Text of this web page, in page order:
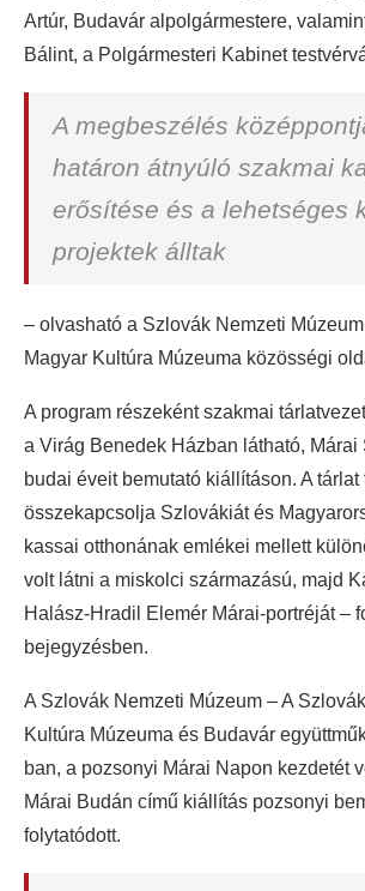
Artúr, Budavár alpolgármestere,
Bálint, a Polgármesteri Kabinet
A megbeszélés
határon átnyúló szakmai
erősítése és a lehetséges
projektek álltak
– olvasható a Szlovák Nemzeti
Magyar Kultúra Múzeuma közösségi
A program részeként szakmai
a Virág Benedek Házban látható, Márai
budai éveit bemutató kiállításon. A
összekapcsolja Szlovákiát és
kassai otthonának emlékei mellett
volt látni a miskolci származású, majd
Halász-Hradil Elemér Márai-portréját –
bejegyzésben.
A Szlovák Nemzeti Múzeum – A
Kultúra Múzeuma és Budavár
ban, a pozsonyi Márai Napon kezdetét
Márai Budán című kiállítás pozsonyi
folytatódott.